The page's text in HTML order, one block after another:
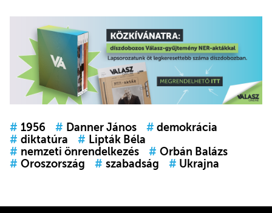
# 1956 # Danner János # demokrácia
# diktatúra # Lipták Béla
# nemzeti önrendelkezés # Orbán Balázs
# Oroszország # szabadság # Ukrajna